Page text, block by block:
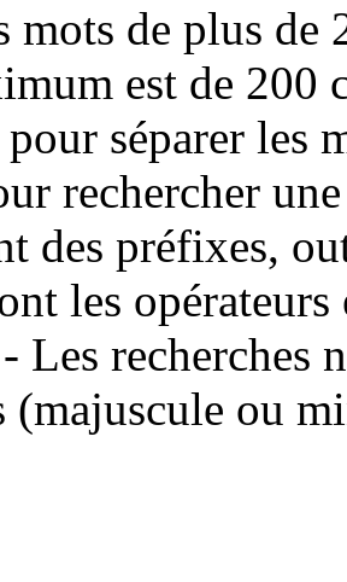
mots de plus de
est de 200
séparer les
rechercher
des préfixes,
les
Les recherches
(majuscule ou